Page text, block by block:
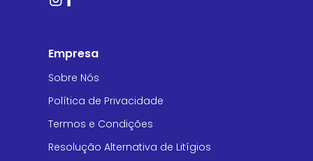
Empresa
Sobre Nós
Política de Privacidade
Termos e Condições
Resolução Alternativa de Litígios